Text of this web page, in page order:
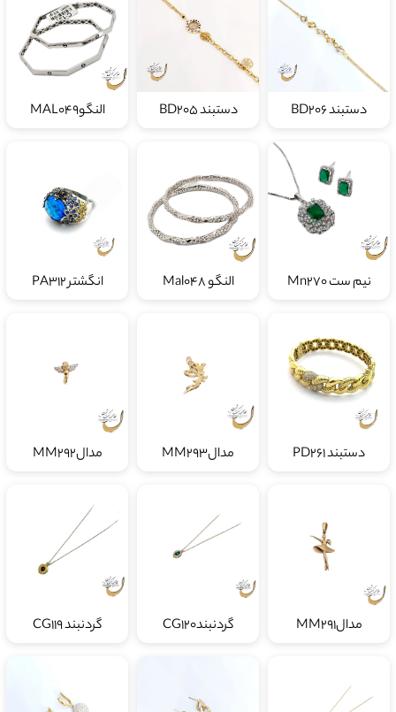
دستبند BD206 دستبند BD205 النگوMAL049
نیم ست Mn270 النگو Mal048 انگشتر PA312
دستبند PD261 مدالMM293 مدالMM292
مدالMM291 گردنبندCG120 گردنبند CG119